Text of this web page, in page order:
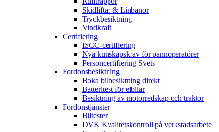
Skidliftar & Linbanor
Tryckbesiktning
Vindkraft
Certifiering
ISCC-certifiering
Nya kunskapskrav för pannoperatörer
Personcertifiering Svets
Fordonsbesiktning
Boka bilbesiktning direkt
Batteritest för elbilar
Besiktning av motorredskap och traktor
Fordonstjänster
Biltester
DVK Kvalitetskontroll på verkstadsarbete